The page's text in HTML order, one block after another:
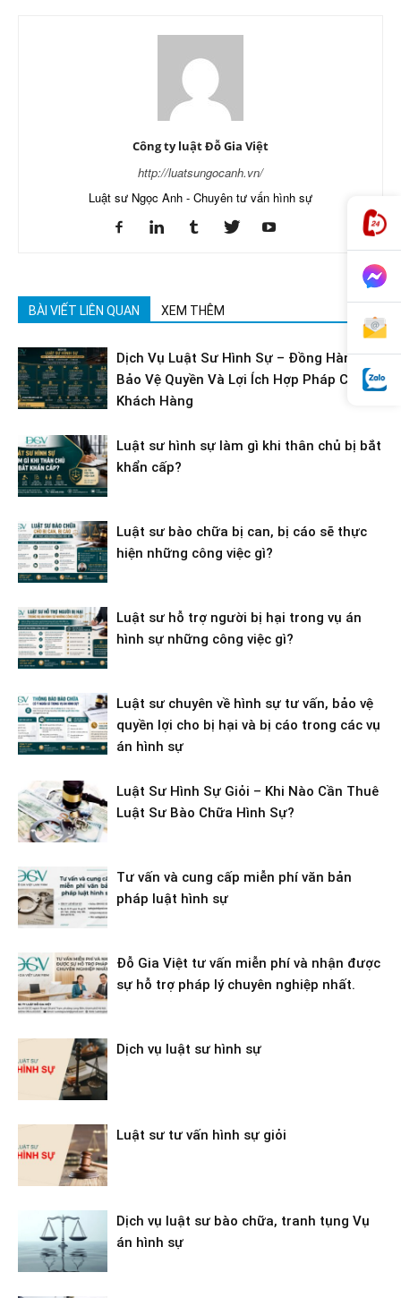
Công ty luật Đỗ Gia Việt
http://luatsungocanh.vn/
Luật sư Ngọc Anh - Chuyên tư vấn hình sự
BÀI VIẾT LIÊN QUAN XEM THÊM
Dịch Vụ Luật Sư Hình Sự – Đồng Hành
Bảo Vệ Quyền Và Lợi Ích Hợp Pháp Của
Khách Hàng
Luật sư hình sự làm gì khi thân chủ bị bắt
khẩn cấp?
Luật sư bào chữa bị can, bị cáo sẽ thực
hiện những công việc gì?
Luật sư hỗ trợ người bị hại trong vụ án
hình sự những công việc gì?
Luật sư chuyên về hình sự tư vấn, bảo vệ
quyền lợi cho bị hại và bị cáo trong các vụ
án hình sự
Luật Sư Hình Sự Giỏi – Khi Nào Cần Thuê
Luật Sư Bào Chữa Hình Sự?
Tư vấn và cung cấp miễn phí văn bản
pháp luật hình sự
Đỗ Gia Việt tư vấn miễn phí và nhận được
sự hỗ trợ pháp lý chuyên nghiệp nhất.
Dịch vụ luật sư hình sự
Luật sư tư vấn hình sự giỏi
Dịch vụ luật sư bào chữa, tranh tụng Vụ
án hình sự